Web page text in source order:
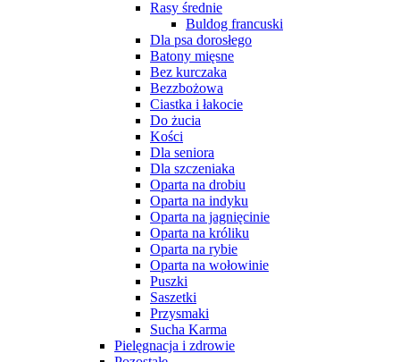
Rasy średnie
Buldog francuski
Dla psa dorosłego
Batony mięsne
Bez kurczaka
Bezzbożowa
Ciastka i łakocie
Do żucia
Kości
Dla seniora
Dla szczeniaka
Oparta na drobiu
Oparta na indyku
Oparta na jagnięcinie
Oparta na króliku
Oparta na rybie
Oparta na wołowinie
Puszki
Saszetki
Przysmaki
Sucha Karma
Pielęgnacja i zdrowie